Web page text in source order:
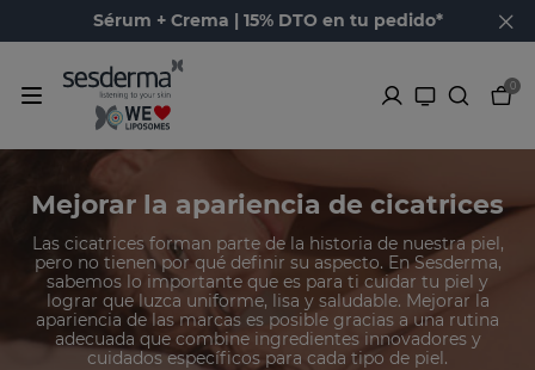
Sérum + Crema | 15% DTO en tu pedido*
0
Mejorar la apariencia de cicatrices
Las cicatrices forman parte de la historia de nuestra piel,
pero no tienen por qué definir su aspecto. En Sesderma,
sabemos lo importante que es para ti cuidar tu piel y
lograr que luzca uniforme, lisa y saludable. Mejorar la
apariencia de las marcas es posible gracias a una rutina
adecuada que combine ingredientes innovadores y
cuidados específicos para cada tipo de piel.